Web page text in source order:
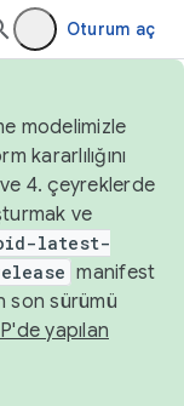
Oturum aç
modelimizle
kararlılığını
4. çeyreklerde
ve
latest-
manifest
son sürümü
yapılan